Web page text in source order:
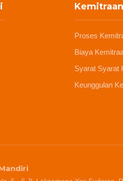
Kemitraan
Proses
Biaya
Syarat Syarat
Keunggulan